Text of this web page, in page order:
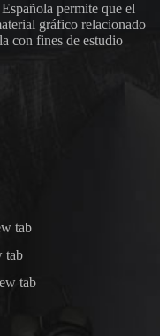
permite que el
gráfico relacionado
con fines de estudio
tab
tab
tab